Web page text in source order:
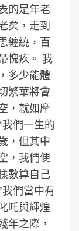
的是年老
矣，走到
纏繞，百
愧疚。 我
多少能體
繁華將會
，就如摩
們一生的
，但其中
，我們便
數算自己
們當中有
吒與輝煌
年之際，